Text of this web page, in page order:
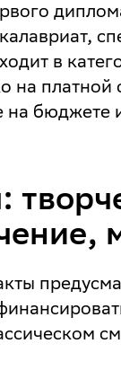
в
на
на бюджете